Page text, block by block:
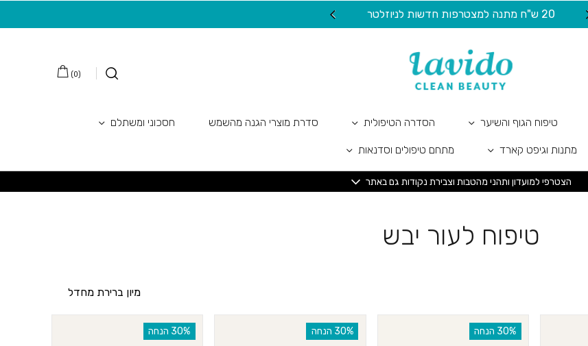
20 ש"ח מתנה למצטרפות חדשות לניוזלטר
(
0
)
טיפוח הגוף והשיער הסדרה הטיפולית סדרת מוצרי הגנה מהשמש חסכוני ומשתלם
מתנות וגיפט קארד מתחם טיפולים וסדנאות
הצטרפי למועדון ותהני מהטבות וצבירת נקודות גם באתר
טיפוח לעור יבש
‫30% הנחה ‫30% הנחה ‫30% הנחה